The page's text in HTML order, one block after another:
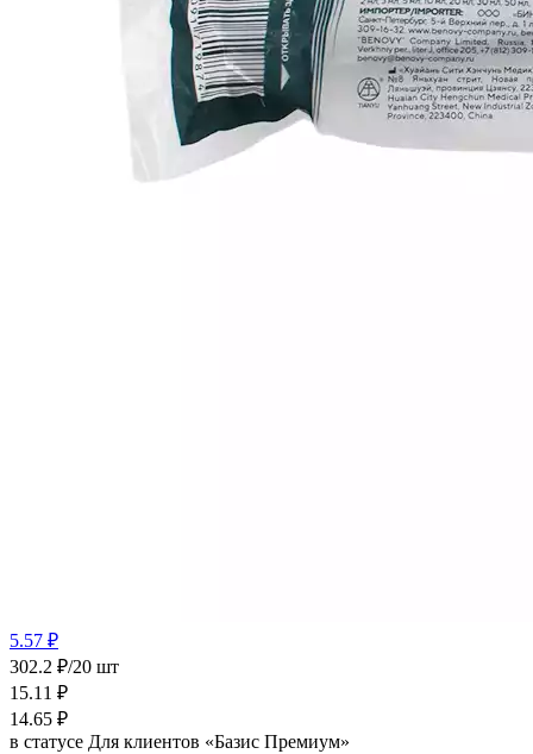
5.57 ₽
302.2 ₽/20 шт
15.11 ₽
14.65 ₽
в статусе Для клиентов «Базис Премиум»